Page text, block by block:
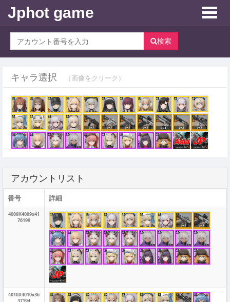
Toggle
Jphot game
検索
キャラ選択 （画像をクリーク）
アカウントリスト
番号 詳細
4009X4009x41
76199
4010X4010x36